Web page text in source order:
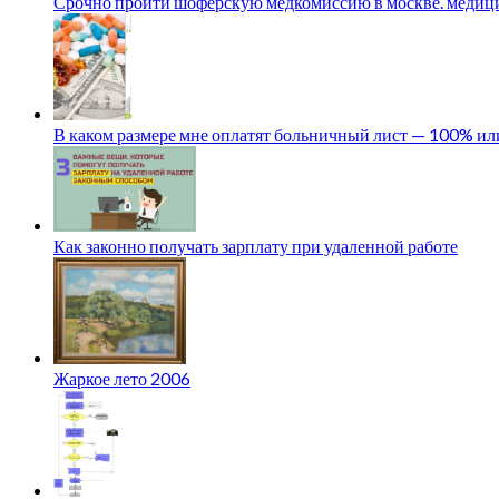
В каком размере мне оплатят больничный лист — 100%
Как законно получать зарплату при удаленной работе
Жаркое лето 2006